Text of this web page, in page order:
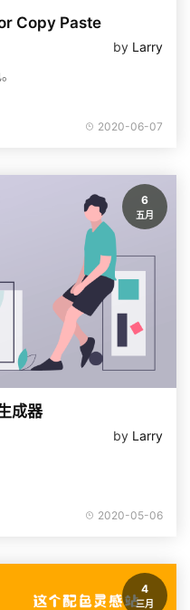
Copy Paste
by Larry
2020-06-07
6
五月
成器
by Larry
2020-05-06
4
三月